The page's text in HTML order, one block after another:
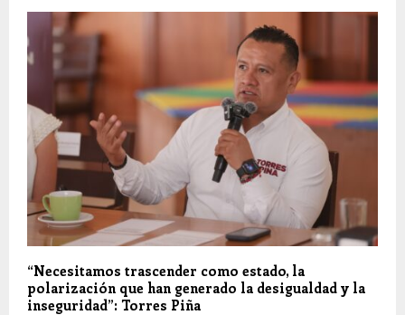
“Necesitamos trascender como estado, la
polarización que han generado la desigualdad y la
inseguridad”: Torres Piña